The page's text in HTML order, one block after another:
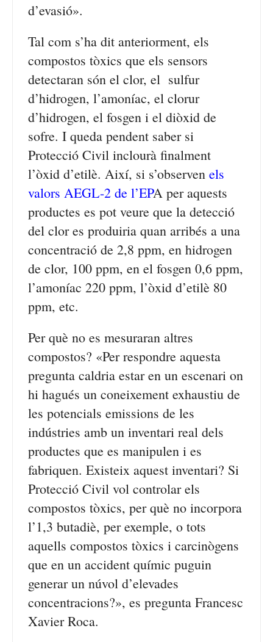
d’evasió».
Tal com s’ha dit anteriorment, els
compostos tòxics que els sensors
detectaran són el clor, el sulfur
d’hidrogen, l’amoníac, el clorur
d’hidrogen, el fosgen i el diòxid de
sofre. I queda pendent saber si
Protecció Civil inclourà finalment
l’òxid d’etilè. Així, si s’observen els
valors AEGL-2 de l’EPA per aquests
productes es pot veure que la detecció
del clor es produiria quan arribés a una
concentració de 2,8 ppm, en hidrogen
de clor, 100 ppm, en el fosgen 0,6 ppm,
l’amoníac 220 ppm, l’òxid d’etilè 80
ppm, etc.
Per què no es mesuraran altres
compostos? «Per respondre aquesta
pregunta caldria estar en un escenari on
hi hagués un coneixement exhaustiu de
les potencials emissions de les
indústries amb un inventari real dels
productes que es manipulen i es
fabriquen. Existeix aquest inventari? Si
Protecció Civil vol controlar els
compostos tòxics, per què no incorpora
l’1,3 butadiè, per exemple, o tots
aquells compostos tòxics i carcinògens
que en un accident químic puguin
generar un núvol d’elevades
concentracions?», es pregunta Francesc
Xavier Roca.